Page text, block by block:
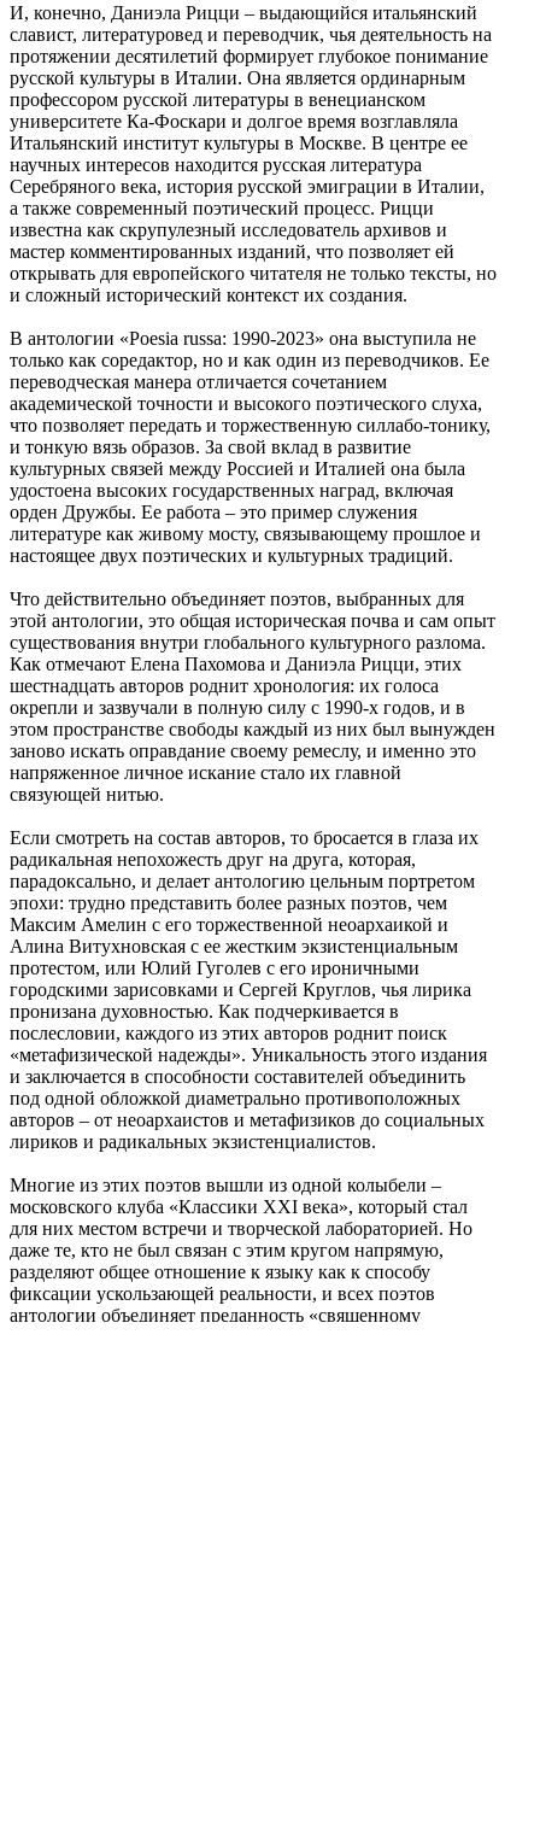
И, конечно, Даниэла Рицци ‒ выдающийся итальянский
славист, литературовед и переводчик, чья деятельность на
протяжении десятилетий формирует глубокое понимание
русской культуры в Италии. Она является ординарным
профессором русской литературы в венецианском
университете Ка-Фоскари и долгое время возглавляла
Итальянский институт культуры в Москве. В центре ее
научных интересов находится русская литература
Серебряного века, история русской эмиграции в Италии,
а также современный поэтический процесс. Рицци
известна как скрупулезный исследователь архивов и
мастер комментированных изданий, что позволяет ей
открывать для европейского читателя не только тексты, но
и сложный исторический контекст их создания.
В антологии «Poesia russa: 1990-2023» она выступила не
только как соредактор, но и как один из переводчиков. Ее
переводческая манера отличается сочетанием
академической точности и высокого поэтического слуха,
что позволяет передать и торжественную силлабо-тонику,
и тонкую вязь образов. За свой вклад в развитие
культурных связей между Россией и Италией она была
удостоена высоких государственных наград, включая
орден Дружбы. Ее работа ‒ это пример служения
литературе как живому мосту, связывающему прошлое и
настоящее двух поэтических и культурных традиций.
Что действительно объединяет поэтов, выбранных для
этой антологии, это общая историческая почва и сам опыт
существования внутри глобального культурного разлома.
Как отмечают Елена Пахомова и Даниэла Рицци, этих
шестнадцать авторов роднит хронология: их голоса
окрепли и зазвучали в полную силу с 1990-х годов, и в
этом пространстве свободы каждый из них был вынужден
заново искать оправдание своему ремеслу, и именно это
напряженное личное искание стало их главной
связующей нитью.
Если смотреть на состав авторов, то бросается в глаза их
радикальная непохожесть друг на друга, которая,
парадоксально, и делает антологию цельным портретом
эпохи: трудно представить более разных поэтов, чем
Максим Амелин с его торжественной неоархаикой и
Алина Витухновская с ее жестким экзистенциальным
протестом, или Юлий Гуголев с его ироничными
городскими зарисовками и Сергей Круглов, чья лирика
пронизана духовностью. Как подчеркивается в
послесловии, каждого из этих авторов роднит поиск
«метафизической надежды». Уникальность этого издания
и заключается в способности составителей объединить
под одной обложкой диаметрально противоположных
авторов ‒ от неоархаистов и метафизиков до социальных
лириков и радикальных экзистенциалистов.
Многие из этих поэтов вышли из одной колыбели ‒
московского клуба «Классики XXI века», который стал
для них местом встречи и творческой лабораторией. Но
даже те, кто не был связан с этим кругом напрямую,
разделяют общее отношение к языку как к способу
фиксации ускользающей реальности, и всех поэтов
антологии объединяет преданность «священному